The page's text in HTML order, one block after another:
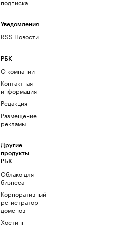
Уведомления
RSS Новости
РБК
О компании
Контактная
информация
Редакция
Размещение
рекламы
Другие
продукты
РБК
Облако для
бизнеса
Корпоративный
регистратор
доменов
Хостинг